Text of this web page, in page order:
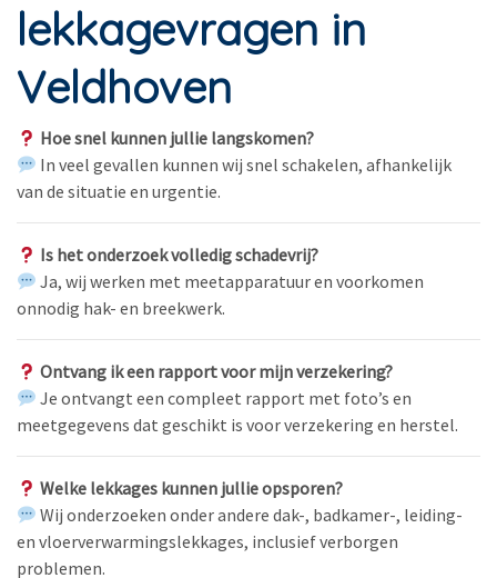
lekkagevragen in
Veldhoven
Hoe snel kunnen jullie langskomen?
In veel gevallen kunnen wij snel schakelen, afhankelijk
van de situatie en urgentie.
Is het onderzoek volledig schadevrij?
Ja, wij werken met meetapparatuur en voorkomen
onnodig hak- en breekwerk.
Ontvang ik een rapport voor mijn verzekering?
Je ontvangt een compleet rapport met foto’s en
meetgegevens dat geschikt is voor verzekering en herstel.
Welke lekkages kunnen jullie opsporen?
Wij onderzoeken onder andere dak-, badkamer-, leiding-
en vloerverwarmingslekkages, inclusief verborgen
problemen.